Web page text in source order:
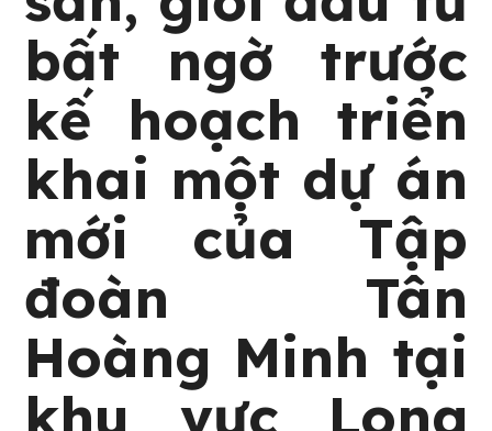
bất ngờ trước
kế hoạch triển
khai một dự án
mới của Tập
đoàn Tân
Hoàng Minh tại
khu vực Long